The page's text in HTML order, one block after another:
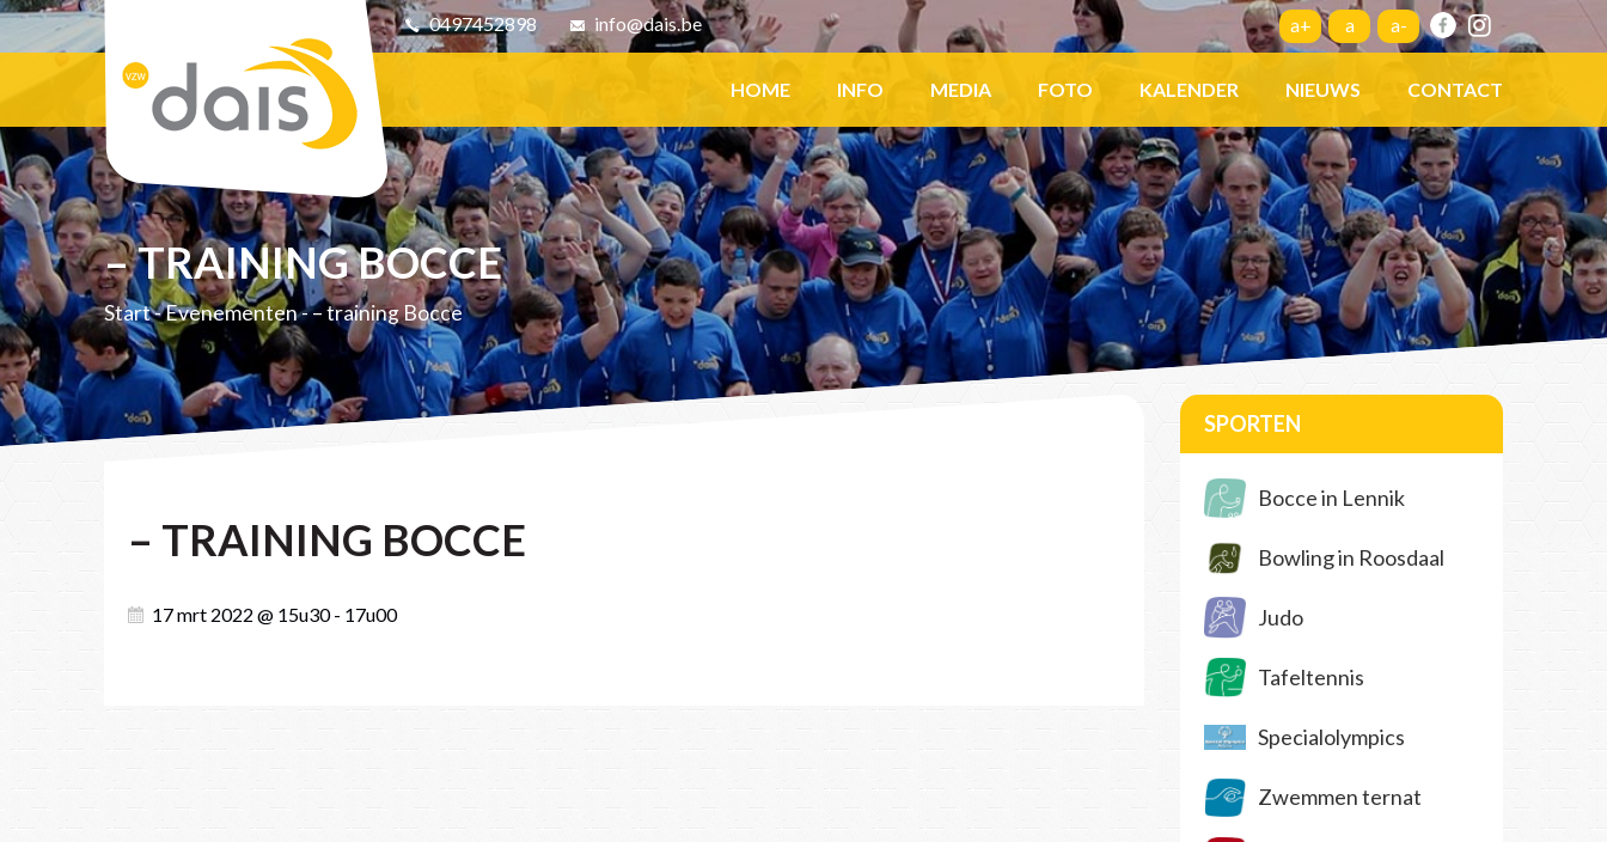
0497452898 info@dais.be Facebook a+ a a-
HOME INFO MEDIA FOTO KALENDER NIEUWS CONTACT
– TRAINING BOCCE
Start-Evenementen-– training Bocce
– TRAINING BOCCE
17 mrt 2022 @ 15u30 - 17u00
SPORTEN
Bocce in Lennik
Bowling in Roosdaal
Judo
Tafeltennis
Specialolympics
Zwemmen ternat